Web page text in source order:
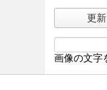
更新
画像の文字